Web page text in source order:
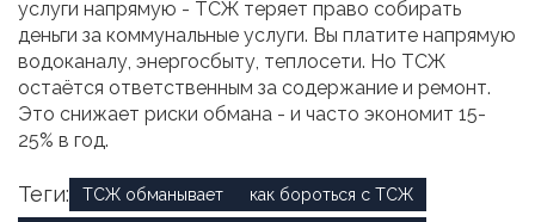
услуги напрямую - ТСЖ теряет право собирать
деньги за коммунальные услуги. Вы платите напрямую
водоканалу, энергосбыту, теплосети. Но ТСЖ
остаётся ответственным за содержание и ремонт.
Это снижает риски обмана - и часто экономит 15-
25% в год.
Теги: ТСЖ обманывает как бороться с ТСЖ